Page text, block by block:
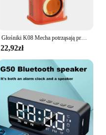
Głośniki K08 Mecha potrząsają przezroczystymi basami bezprzewodowymi głośnikami Surround Bluetooth odtwarzacz Audio głośnikami dla Allphones
22,92zł